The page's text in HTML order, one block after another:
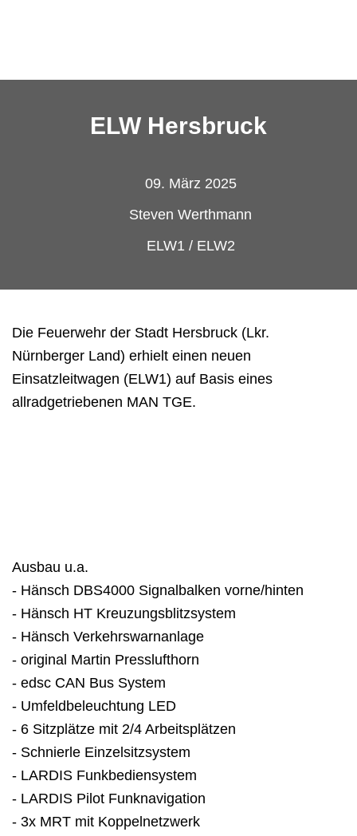
ELW Hersbruck
09. März 2025
Steven Werthmann
ELW1 / ELW2
Die Feuerwehr der Stadt Hersbruck (Lkr.
Nürnberger Land) erhielt einen neuen
Einsatzleitwagen (ELW1) auf Basis eines
allradgetriebenen MAN TGE.
Ausbau u.a.
- Hänsch DBS4000 Signalbalken vorne/hinten
- Hänsch HT Kreuzungsblitzsystem
- Hänsch Verkehrswarnanlage
- original Martin Presslufthorn
- edsc CAN Bus System
- Umfeldbeleuchtung LED
- 6 Sitzplätze mit 2/4 Arbeitsplätzen
- Schnierle Einzelsitzsystem
- LARDIS Funkbediensystem
- LARDIS Pilot Funknavigation
- 3x MRT mit Koppelnetzwerk